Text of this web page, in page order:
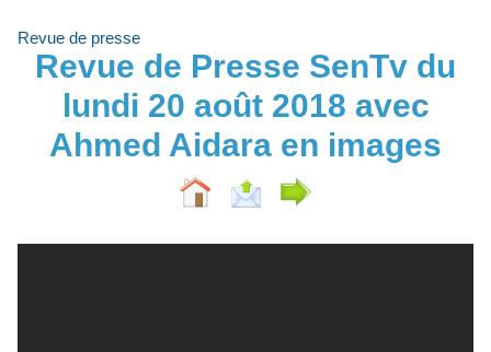
Revue de presse
Revue de Presse SenTv du
lundi 20 août 2018 avec
Ahmed Aidara en images